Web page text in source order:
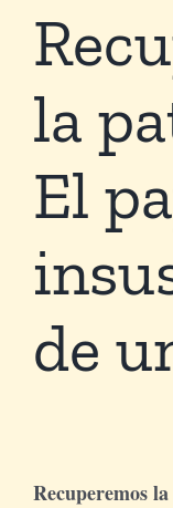
Conócenos
Temas
Boletín
Media
Tienda Virtual
la
El
de
Recuperemos